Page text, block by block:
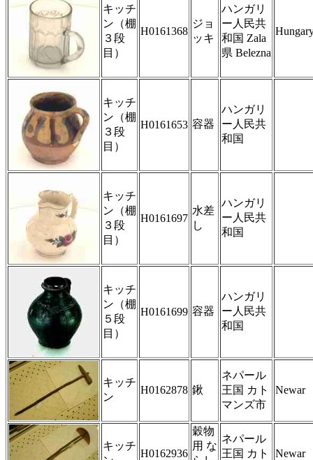
キッチ
ン（棚
３段
目）
H0161368
ジョ
ッキ
ハンガリ
ー人民共
和国 Zala
県 Belezna
キッチ
ン（棚
３段
目）
H0161653 容器
ハンガリ
ー人民共
和国
キッチ
ン（棚
３段
目）
H0161697
水差
し
ハンガリ
ー人民共
和国
キッチ
ン（棚
５段
目）
H0161699 容器
ハンガリ
ー人民共
和国
キッチ
ン
H0162878 鍬
ネパール
王国 カト
マンズ市
Newar
キッチ
H0162936
穀物
用 な
ネパール
王国 カト
Newar